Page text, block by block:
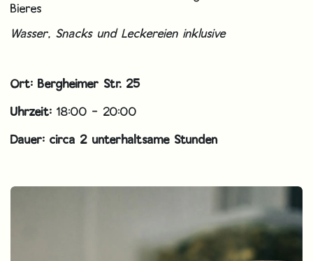
Bieres
Wasser, Snacks und Leckereien inklusive
Ort: Bergheimer Str. 25
Uhrzeit: 18:00 - 20:00
Dauer: circa 2 unterhaltsame Stunden